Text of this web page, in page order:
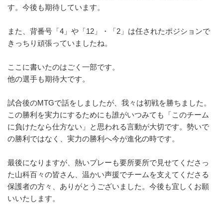
す。 今後も期待しています。
また、背番号「4」や「12」・「2」 は任されたポジションで
きっちり頑張っていましたね。
ここに書いたのはごく一部です。
他の選手も期待大です。
試合後のMTGで話をしましたが、我々は初戦を勝ちました。
この勝利を実力にするためにも誰がいつみても「このチーム
に負けたなら仕方ない」と思われる言動が大切です。 勢いで
の勝利ではなく、実力の勝利へ今が進化の時です。
最後になりますが、 熱いプレーも要所要所で見せてくださっ
た山科百々の皆さん、 温かい声援でチームを支えてくださる
保護者の方々、 ありがとうございました。今後も宜しくお願
いいたします。